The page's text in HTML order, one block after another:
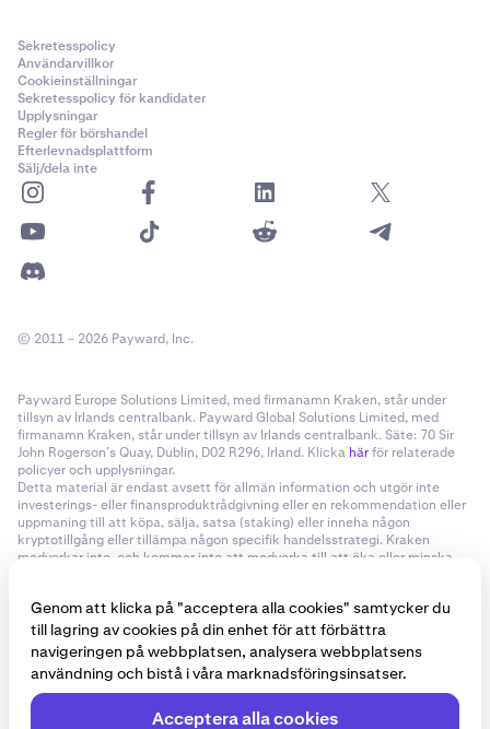
Sekretesspolicy
Användarvillkor
Cookieinställningar
Sekretesspolicy för kandidater
Upplysningar
Regler för börshandel
Efterlevnadsplattform
Sälj/dela inte
© 2011 – 2026 Payward, Inc.
Payward Europe Solutions Limited, med firmanamn Kraken, står under
tillsyn av Irlands centralbank. Payward Global Solutions Limited, med
firmanamn Kraken, står under tillsyn av Irlands centralbank. Säte: 70 Sir
John Rogerson’s Quay, Dublin, D02 R296, Irland. Klicka härför relaterade
policyer och upplysningar.
Detta material är endast avsett för allmän information och utgör inte
investerings- eller finansproduktrådgivning eller en rekommendation eller
uppmaning till att köpa, sälja, satsa (staking) eller inneha någon
kryptotillgång eller tillämpa någon specifik handelsstrategi. Kraken
medverkar inte, och kommer inte att medverka till att öka eller minska
förlust av medel. All avkastning och/eller värdeökning på dina
kryptotillgångar kan vara skattepliktig och du bör söka oberoende
rådgivning om din skattesituation. Geografiska begränsningar gäller. Vissa
kryptoprodukter och marknader är oreglerade. Krakens regleringsstatus
för de olika produkterna och tjänsterna varierar beroende på jurisdiktion
och det kan hända att du inte skyddas av statliga ersättningsprogram
och/eller myndigheters skyddsprogram. Se juridiska upplysningar för
Genom att klicka på "acceptera alla cookies" samtycker du
till lagring av cookies på din enhet för att förbättra
navigeringen på webbplatsen, analysera webbplatsens
användning och bistå i våra marknadsföringsinsatser.
Acceptera alla cookies